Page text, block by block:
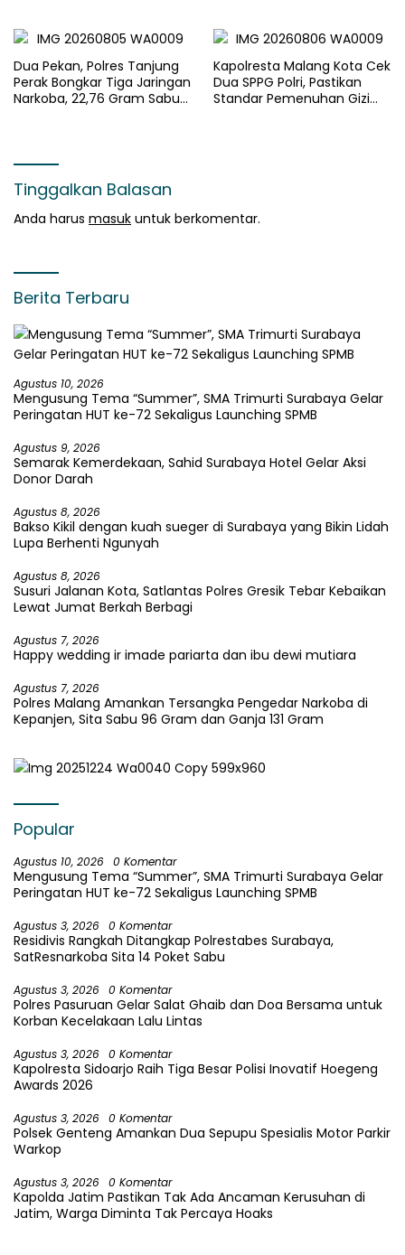
Dua Pekan, Polres Tanjung
Perak Bongkar Tiga Jaringan
Narkoba, 22,76 Gram Sabu
Kapolresta Malang Kota Cek
Dua SPPG Polri, Pastikan
Standar Pemenuhan Gizi
Tinggalkan Balasan
Anda harus masuk untuk berkomentar.
Berita Terbaru
Agustus 10, 2026
Mengusung Tema “Summer”, SMA Trimurti Surabaya Gelar
Peringatan HUT ke-72 Sekaligus Launching SPMB
Agustus 9, 2026
Semarak Kemerdekaan, Sahid Surabaya Hotel Gelar Aksi
Donor Darah
Agustus 8, 2026
Bakso Kikil dengan kuah sueger di Surabaya yang Bikin Lidah
Lupa Berhenti Ngunyah
Agustus 8, 2026
Susuri Jalanan Kota, Satlantas Polres Gresik Tebar Kebaikan
Lewat Jumat Berkah Berbagi
Agustus 7, 2026
Happy wedding ir imade pariarta dan ibu dewi mutiara
Agustus 7, 2026
Polres Malang Amankan Tersangka Pengedar Narkoba di
Kepanjen, Sita Sabu 96 Gram dan Ganja 131 Gram
Popular
Agustus 10, 2026 0 Komentar
Mengusung Tema “Summer”, SMA Trimurti Surabaya Gelar
Peringatan HUT ke-72 Sekaligus Launching SPMB
Agustus 3, 2026 0 Komentar
Residivis Rangkah Ditangkap Polrestabes Surabaya,
SatResnarkoba Sita 14 Poket Sabu
Agustus 3, 2026 0 Komentar
Polres Pasuruan Gelar Salat Ghaib dan Doa Bersama untuk
Korban Kecelakaan Lalu Lintas
Agustus 3, 2026 0 Komentar
Kapolresta Sidoarjo Raih Tiga Besar Polisi Inovatif Hoegeng
Awards 2026
Agustus 3, 2026 0 Komentar
Polsek Genteng Amankan Dua Sepupu Spesialis Motor Parkir
Warkop
Agustus 3, 2026 0 Komentar
Kapolda Jatim Pastikan Tak Ada Ancaman Kerusuhan di
Jatim, Warga Diminta Tak Percaya Hoaks